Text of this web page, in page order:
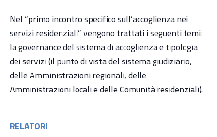
Nel “primo incontro specifico sull’accoglienza nei
servizi residenziali” vengono trattati i seguenti temi:
la governance del sistema di accoglienza e tipologia
dei servizi (il punto di vista del sistema giudiziario,
delle Amministrazioni regionali, delle
Amministrazioni locali e delle Comunità residenziali).
RELATORI